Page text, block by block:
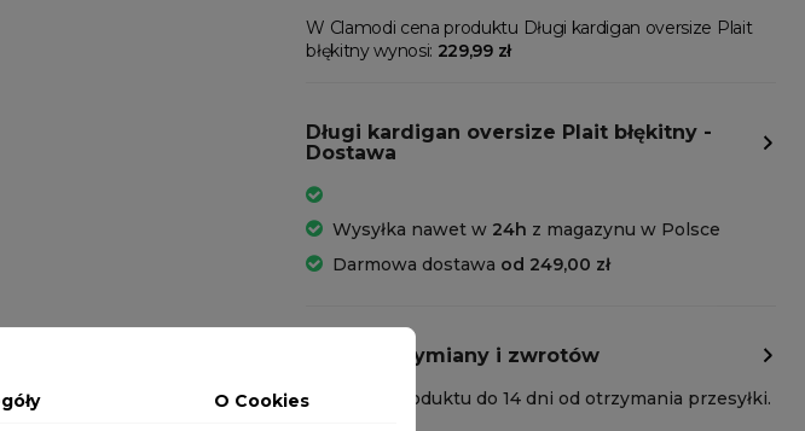
W Clamodi cena produktu Długi kardigan oversize Plait
błękitny wynosi: 229,99 zł
Długi kardigan oversize Plait błękitny -
Dostawa
Wysyłka nawet w 24h z magazynu w Polsce
Darmowa dostawa od 249,00 zł
Polityka wymiany i zwrotów
Zwrot produktu do 14 dni od otrzymania przesyłki.
O Cookies